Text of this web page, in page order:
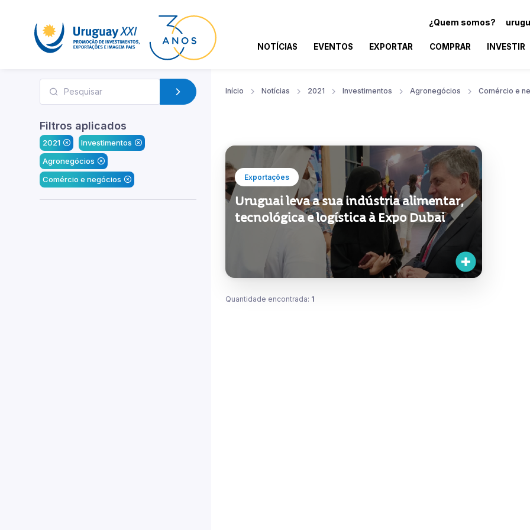
¿Quem somos?
NOTÍCIAS EVENTOS EXPORTAR COMPRAR INVESTIR
Filtros aplicados
2021
Investimentos
Agronegócios
Comércio e negócios
Início Notícias 2021 Investimentos Agronegócios Comércio e
Exportações
Uruguai leva a sua indústria alimentar,
tecnológica e logística à Expo Dubai
Quantidade encontrada: 1